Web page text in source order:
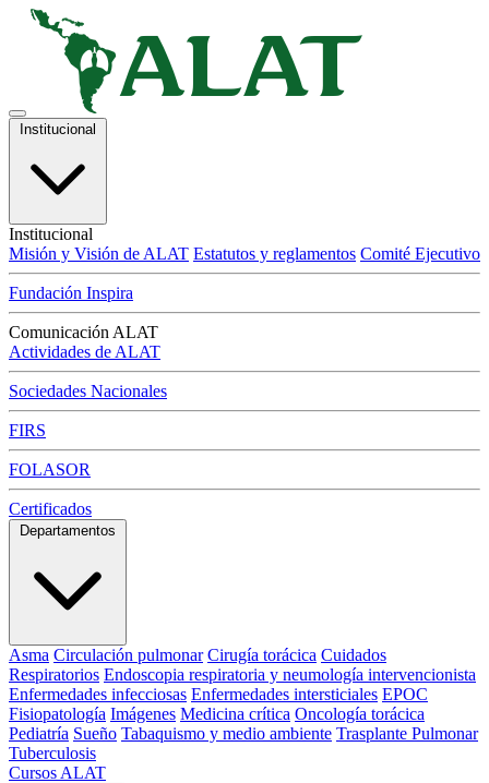
Institucional
Institucional
Misión y Visión de ALAT Estatutos y reglamentos Comité Ejecutivo
Fundación Inspira
Comunicación ALAT
Actividades de ALAT
Sociedades Nacionales
FIRS
FOLASOR
Certificados
Departamentos
Asma Circulación pulmonar Cirugía torácica Cuidados
Respiratorios Endoscopia respiratoria y neumología intervencionista
Enfermedades infecciosas Enfermedades intersticiales EPOC
Fisiopatología Imágenes Medicina crítica Oncología torácica
Pediatría Sueño Tabaquismo y medio ambiente Trasplante Pulmonar
Tuberculosis
Cursos ALAT